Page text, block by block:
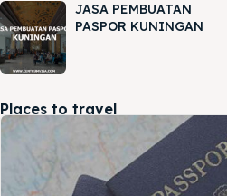
JASA PEMBUATAN
PASPOR KUNINGAN
Places to travel